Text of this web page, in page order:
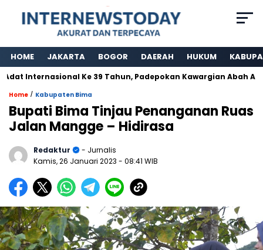
HOME JAKARTA BOGOR DAERAH HUKUM
Ke 39 Tahun, Padepokan Kawargian Abah Alam
Home / Kabupaten Bima
Bupati Bima Tinjau Penanganan Ruas
Jalan Mangge – Hidirasa
Redaktur
- Jurnalis
Kamis, 26 Januari 2023 - 08:41 WIB